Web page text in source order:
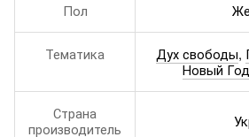
Пол
Тематика Дух свободы,
Новый
Страна
производитель